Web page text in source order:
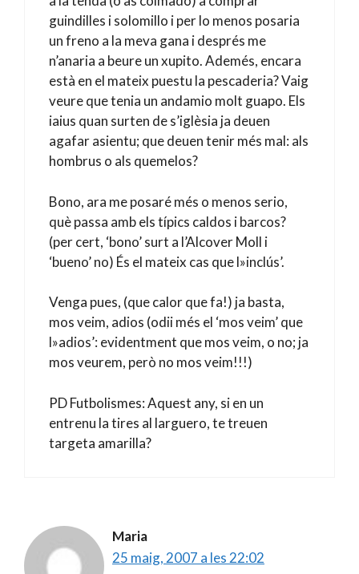
guindilles i solomillo i per lo menos posaria
un freno a la meva gana i després me
n’anaria a beure un xupito. Ademés, encara
està en el mateix puestu la pescaderia? Vaig
veure que tenia un andamio molt guapo. Els
iaius quan surten de s’iglèsia ja deuen
agafar asientu; que deuen tenir més mal: als
hombrus o als quemelos?
Bono, ara me posaré més o menos serio,
què passa amb els típics caldos i barcos?
(per cert, ‘bono’ surt a l’Alcover Moll i
‘bueno’ no) És el mateix cas que l»inclús’.
Venga pues, (que calor que fa!) ja basta,
mos veim, adios (odii més el ‘mos veim’ que
l»adios’: evidentment que mos veim, o no; ja
mos veurem, però no mos veim!!!)
PD Futbolismes: Aquest any, si en un
entrenu la tires al larguero, te treuen
targeta amarilla?
Maria
25 maig, 2007 a les 22:02